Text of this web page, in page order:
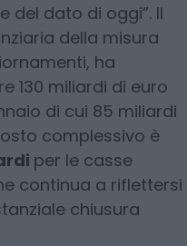
del dato di oggi”. Il
della misura
ha
130 miliardi di euro
di cui 85 miliardi
complessivo è
per le casse
continua a riflettersi
chiusura